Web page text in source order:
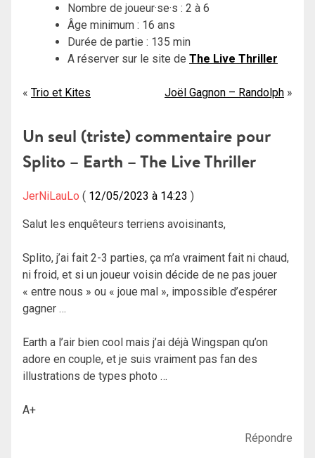
Nombre de joueur·se·s : 2 à 6
Âge minimum : 16 ans
Durée de partie : 135 min
A réserver sur le site de The Live Thriller
Navigation
l’article
Trio et Kites Joël Gagnon – Randolph
Un seul (triste) commentaire pour
Splito – Earth – The Live Thriller
JerNiLauLo 12/05/2023 à 14:23
Salut les enquêteurs terriens avoisinants,
Splito, j’ai fait 2-3 parties, ça m’a vraiment fait ni chaud,
ni froid, et si un joueur voisin décide de ne pas jouer
« entre nous » ou « joue mal », impossible d’espérer
gagner …
Earth a l’air bien cool mais j’ai déjà Wingspan qu’on
adore en couple, et je suis vraiment pas fan des
illustrations de types photo …
A+
Répondre